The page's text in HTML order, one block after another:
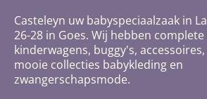
Casteleyn uw babyspeciaalzaak in
26-28 in Goes. Wij hebben
kinderwagens, buggy's,
mooie collecties babykleding en
zwangerschapsmode.